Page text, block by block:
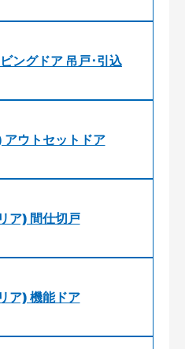
ングドア 吊戸･引込
ウトセットドア
ア) 間仕切戸
ア) 機能ドア